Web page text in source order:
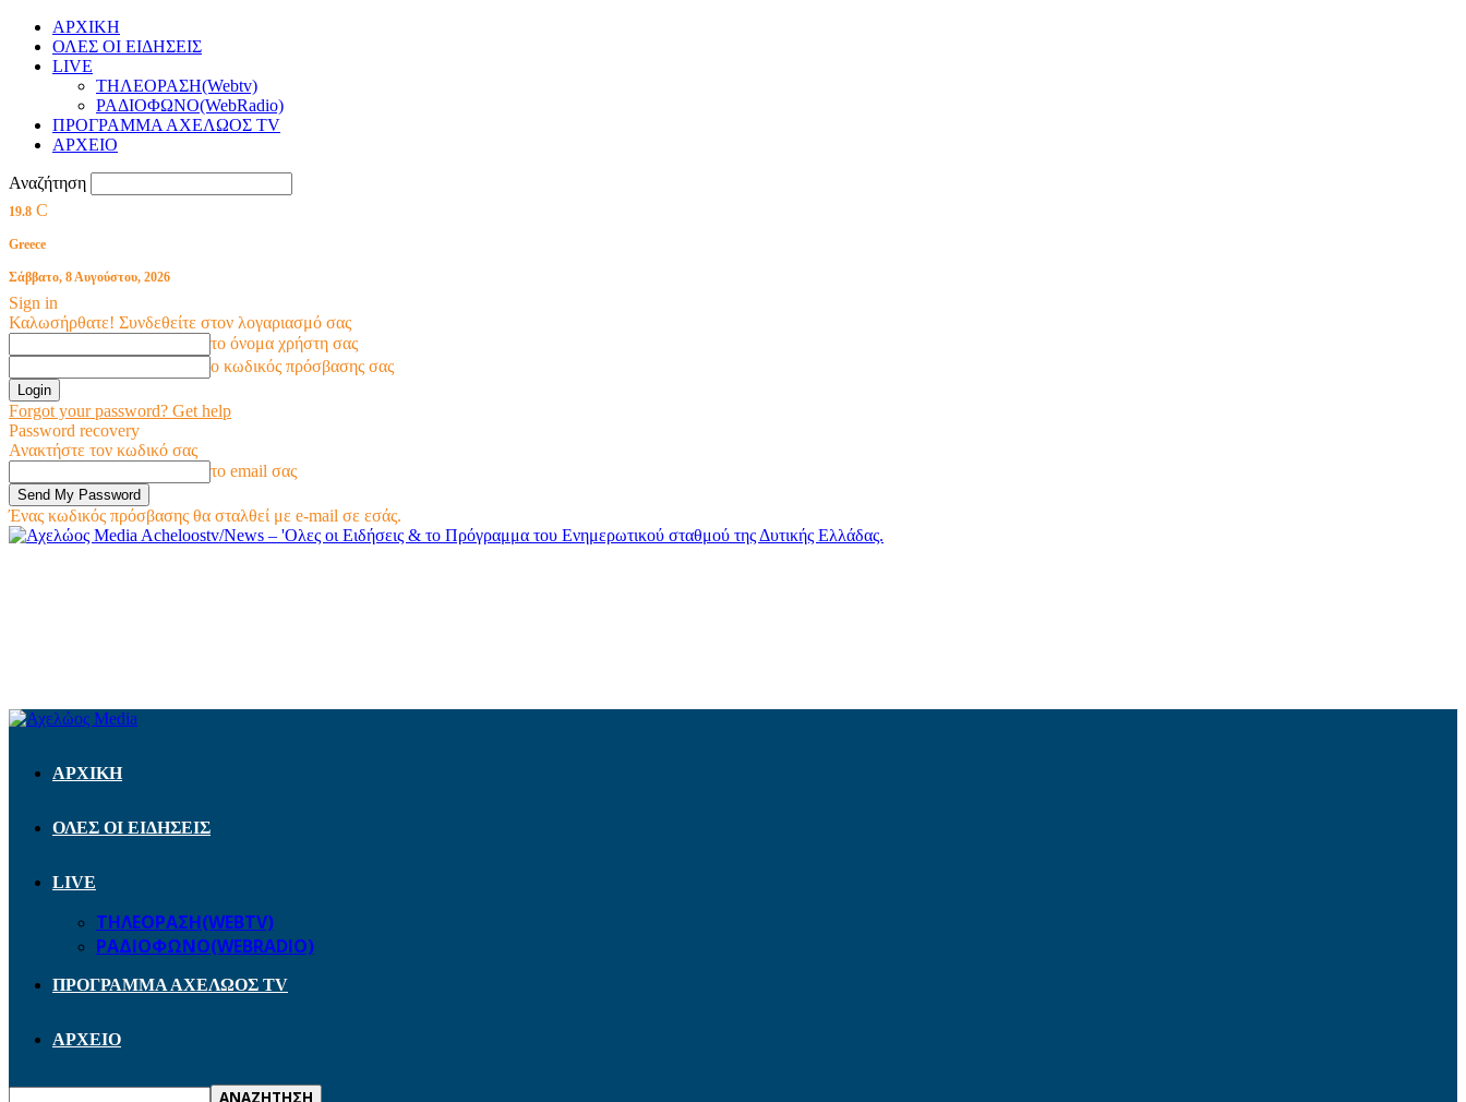
ΑΡΧΙΚΗ
ΟΛΕΣ ΟΙ ΕΙΔΗΣΕΙΣ
LIVE
ΤΗΛΕΟΡΑΣΗ(Webtv)
ΡΑΔΙΟΦΩΝΟ(WebRadio)
ΠΡΟΓΡΑΜΜΑ ΑΧΕΛΩΟΣ TV
ΑΡΧΕΙΟ
Αναζήτηση
19.8 C
Greece
Σάββατο, 8 Αυγούστου, 2026
Sign in
Καλωσήρθατε! Συνδεθείτε στον λογαριασμό σας
το όνομα χρήστη σας
ο κωδικός πρόσβασης σας
Forgot your password? Get help
Password recovery
Ανακτήστε τον κωδικό σας
το email σας
Ένας κωδικός πρόσβασης θα σταλθεί με e-mail σε εσάς.
Acheloostv/News – 'Ολες οι Ειδήσεις & το Πρόγραμμα του Ενημερωτικού σταθμού της Δυτικής Ελλάδας.
ΑΡΧΙΚΗ
ΟΛΕΣ ΟΙ ΕΙΔΗΣΕΙΣ
LIVE
ΤΗΛΕΟΡΑΣΗ(WEBTV)
ΡΑΔΙΟΦΩΝΟ(WEBRADIO)
ΠΡΟΓΡΑΜΜΑ ΑΧΕΛΩΟΣ TV
ΑΡΧΕΙΟ